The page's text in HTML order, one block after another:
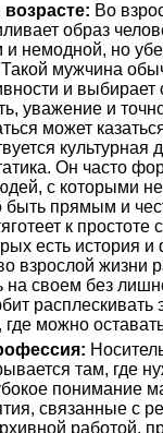
Во
образ
немодной, но
мужчина
и выбирает
уважение и
может
культурная
Он часто
с которыми
прямым и
к простоте
есть история
взрослой жизни
на своем без
расплескивать
где можно
там, где
понимание
связанные с
работой,